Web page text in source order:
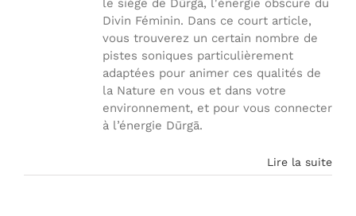
le siège de Dūrgā, l'énergie obscure du
Divin Féminin. Dans ce court article,
vous trouverez un certain nombre de
pistes soniques particulièrement
adaptées pour animer ces qualités de
la Nature en vous et dans votre
environnement, et pour vous connecter
à l’énergie Dūrgā.
Lire la suite